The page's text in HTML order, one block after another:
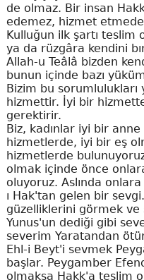
de olmaz. Bir insan
edemez, hizmet
Kulluğun ilk şartı teslim
ya da rüzgâra kendini
Allah-u Teâlâ bizden
bunun içinde bazı
Bizim bu
hizmettir. İyi bir
gerektirir.
Biz, kadınlar iyi bir
hizmetlerde, iyi bir eş
hizmetlerde
olmak içinde önce
oluyoruz. Aslında
ı Hak'tan gelen bir sevgi.
güzelliklerini görmek ve
Yunus'un dediği gibi
severim Yaratandan
Ehl-i Beyt'i sevmek
başlar. Peygamber
olmaksa Hakk'a teslim